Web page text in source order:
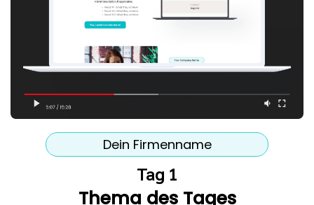
Dein Firmenname
Tag 1
Thema des Tages